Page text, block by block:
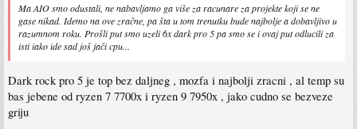
Ma AIO smo odustali, ne nabavljamo ga više za racunare za projekte koji se ne
gase nikad. Idemo na ove zračne, pa šta u tom trenutku bude najbolje a dobavljivo u
razumnom roku. Prošli put smo uzeli 6x dark pro 5 pa smo se i ovaj put odlucili za
isti iako ide sad još jači cpu...
Dark rock pro 5 je top bez daljneg , mozfa i najbolji zracni , al temp su
bas jebene od ryzen 7 7700x i ryzen 9 7950x , jako cudno se bezveze
griju